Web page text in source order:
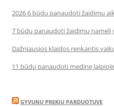
2026 6 būdų panaudoti žaidimų
7 būdų panaudoti žaidimų namelį
Dažniausios klaidos renkantis
11 būdų panaudoti medinę
GYVUNU PREKIU PARDUOTUVE